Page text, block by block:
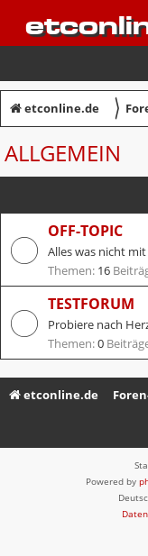
etconline.de 〉
ALLGEMEIN
OFF-TOPIC
Alles was nicht
Themen: 16
TESTFORUM
Probiere nach
Themen:0
etconline.de
Powered by